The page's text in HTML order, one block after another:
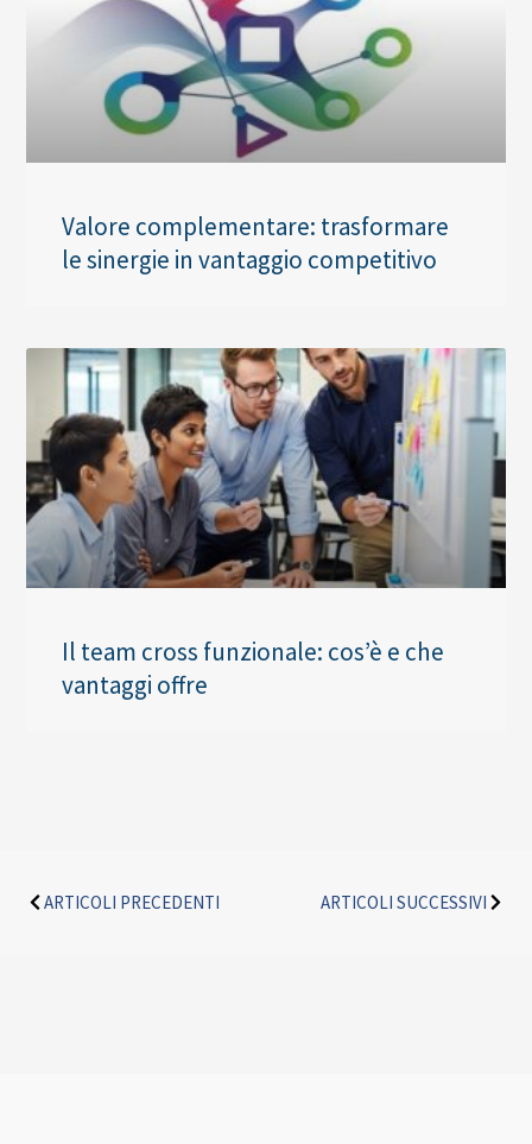
Valore complementare: trasformare
le sinergie in vantaggio competitivo
Il team cross funzionale: cos’è e che
vantaggi offre
ARTICOLI PRECEDENTI
ARTICOLI SUCCESSIVI